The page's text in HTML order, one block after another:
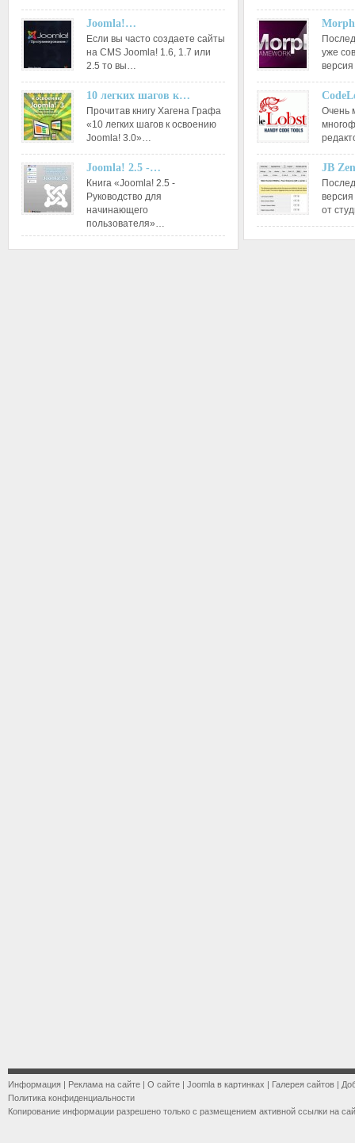
Joomla!…
Если вы часто создаете сайты
на CMS Joomla! 1.6, 1.7 или
2.5 то вы…
10 легких шагов к…
Прочитав книгу Хагена Графа
«10 легких шагов к освоению
Joomla! 3.0»…
Joomla! 2.5 -…
Книга «Joomla! 2.5 -
Руководство для
начинающего
пользователя»…
уже
Очень
JB
от
Информация | Реклама на сайте | О сайте | Joomla в картинках | Галерея сайтов |
Политика конфиденциальности
Копирование информации разрешено только с размещением активной ссылки на